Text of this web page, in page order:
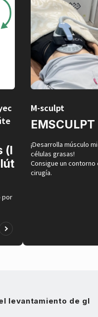
(l
por
M-sculpt
EMSCULPT
¡Desarrolla músculo
células grasas!
Consigue un
cirugía.
levantamiento de gl